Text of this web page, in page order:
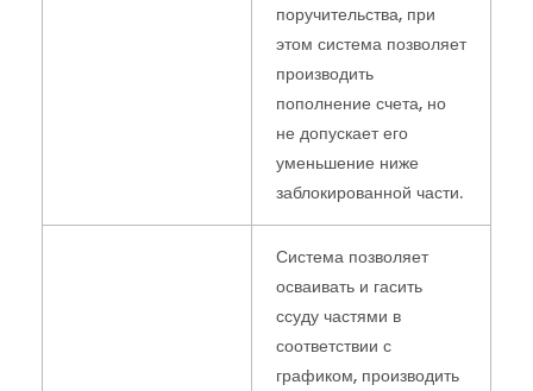
поручительства, при
этом система позволяет
производить
пополнение счета, но
не допускает его
уменьшение ниже
заблокированной части.
Система позволяет
осваивать и гасить
ссуду частями в
соответствии с
графиком, производить